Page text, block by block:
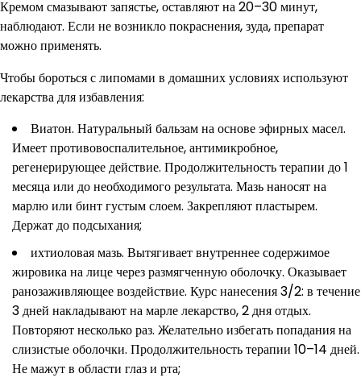
Кремом смазывают запястье, оставляют на 20–30 минут,
наблюдают. Если не возникло покраснения, зуда, препарат
можно применять.
Чтобы бороться с липомами в домашних условиях используют
лекарства для избавления:
Виатон. Натуральный бальзам на основе эфирных масел.
Имеет противовоспалительное, антимикробное,
регенерирующее действие. Продолжительность терапии до 1
месяца или до необходимого результата. Мазь наносят на
марлю или бинт густым слоем. Закрепляют пластырем.
Держат до подсыхания;
ихтиоловая мазь. Вытягивает внутреннее содержимое
жировика на лице через размягченную оболочку. Оказывает
ранозаживляющее воздействие. Курс нанесения 3/2: в течение
3 дней накладывают на марле лекарство, 2 дня отдых.
Повторяют несколько раз. Желательно избегать попадания на
слизистые оболочки. Продолжительность терапии 10–14 дней.
Не мажут в области глаз и рта;